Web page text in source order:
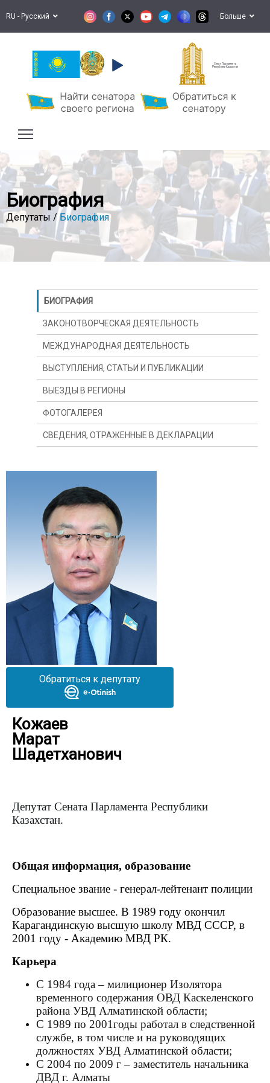
RU - Русский Больше
Сенат Парламента
Республики Казахстан
Биография
Депутаты /Биография
Обратиться к депутату
Кожаев
Марат
Шадетханович
Депутат Сената Парламента Республики
Казахстан.
Общая информация, образование
Специальное звание - генерал-лейтенант полиции
Образование высшее. В 1989 году окончил
Карагандинскую высшую школу МВД СССР, в
2001 году - Академию МВД РК.
Карьера
С 1984 года – милиционер Изолятора
временного содержания ОВД Каскеленского
района УВД Алматинской области;
С 1989 по 2001годы работал в следственной
службе, в том числе и на руководящих
должностях УВД Алматинской области;
С 2004 по 2009 г – заместитель начальника
ДВД г. Алматы
БИОГРАФИЯ
ЗАКОНОТВОРЧЕСКАЯ ДЕЯТЕЛЬНОСТЬ
МЕЖДУНАРОДНАЯ ДЕЯТЕЛЬНОСТЬ
ВЫСТУПЛЕНИЯ, СТАТЬИ И ПУБЛИКАЦИИ
ВЫЕЗДЫ В РЕГИОНЫ
ФОТОГАЛЕРЕЯ
СВЕДЕНИЯ, ОТРАЖЕННЫЕ В ДЕКЛАРАЦИИ